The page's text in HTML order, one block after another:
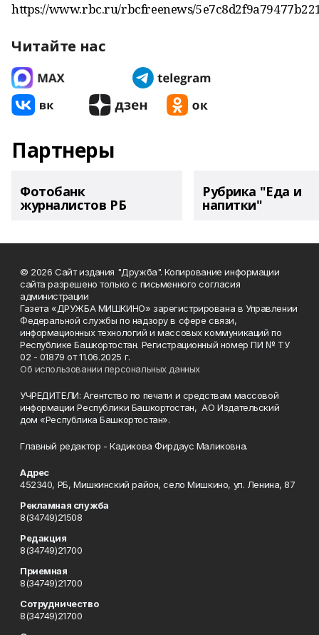
https://www.rbc.ru/rbcfreenews/
Читайте нас
Партнеры
Фотобанк
журналистов РБ
Рубрика "Еда и
напитки"
© 2026 Сайт издания "Дружба". Копирование информации
сайта разрешено только с письменного согласия
администрации
Газета «ДРУЖБА МИШКИНО» зарегистрирована в Управлении
Федеральной службы по надзору в сфере связи,
информационных технологий и массовых коммуникаций по
Республике Башкортостан. Регистрационный номер ПИ № ТУ
02 - 01879 от 11.06.2025 г.
Об использовании персональных данных
УЧРЕДИТЕЛИ: Агентство по печати и средствам массовой
информации Республики Башкортостан, АО Издательский
дом «Республика Башкортостан».
Главный редактор - Кадикова Фирдаус Маликовна.
Адрес
452340, РБ, Мишкинский район, село Мишкино, ул. Ленина, 87
Рекламная служба
8(34749)21508
Редакция
8(34749)21700
Приемная
8(34749)21700
Сотрудничество
8(34749)21700